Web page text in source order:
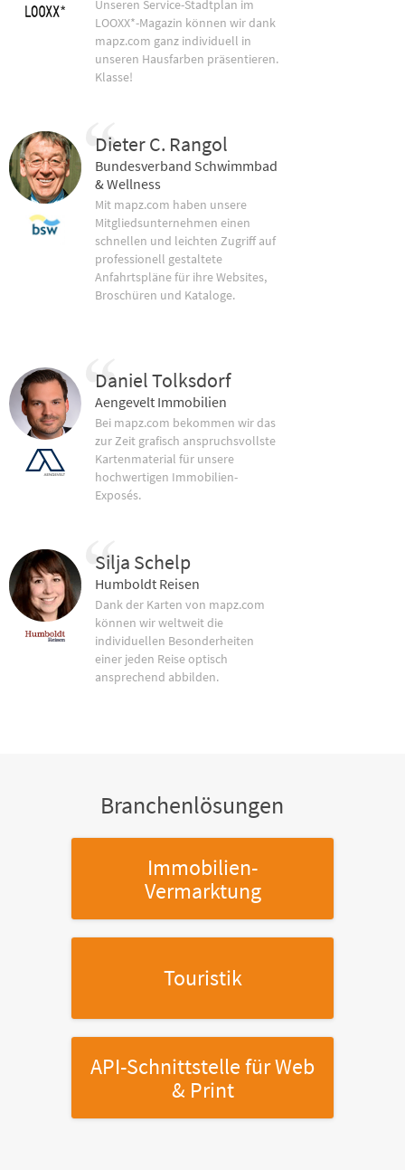
Unseren Service-Stadtplan im
LOOXX*-Magazin können wir dank
mapz.com ganz individuell in
unseren Hausfarben präsentieren.
Klasse!
Dieter C. Rangol
Bundesverband Schwimmbad
& Wellness
Mit mapz.com haben unsere
Mitgliedsunternehmen einen
schnellen und leichten Zugriff auf
professionell gestaltete
Anfahrtspläne für ihre Websites,
Broschüren und Kataloge.
Daniel Tolksdorf
Aengevelt Immobilien
Bei mapz.com bekommen wir das
zur Zeit grafisch anspruchsvollste
Kartenmaterial für unsere
hochwertigen Immobilien-
Exposés.
Silja Schelp
Humboldt Reisen
Dank der Karten von mapz.com
können wir weltweit die
individuellen Besonderheiten
einer jeden Reise optisch
ansprechend abbilden.
Branchenlösungen
Immobilien-
Vermarktung
Touristik
API-Schnittstellefür Web
& Print